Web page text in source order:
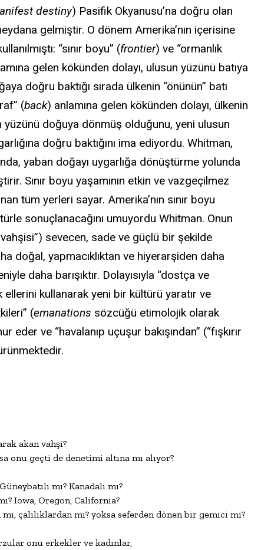
destiny) Pasifik Okyanusu’na doğru olan
gelmiştir. O dönem Amerika’nın içerisine
“sınır boyu” (frontier) ve “ormanlık
gelen kökünden dolayı, ulusun yüzünü batıya
doğru baktığı sırada ülkenin “önünün” batı
(back) anlamına gelen kökünden dolayı, ülkenin
doğuya dönmüş olduğunu, yeni ulusun
doğru baktığını ima ediyordu. Whitman,
yaban doğayı uygarlığa dönüştürme yolunda
Sınır boyu yaşamının etkin ve vazgeçilmez
tüm yerleri sayar. Amerika’nın sınır boyu
sonuçlanacağını umuyordu Whitman. Onun
vahşisi”) sevecen, sade ve güçlü bir şekilde
doğal, yapmacıklıktan ve hiyerarşiden daha
daha barışıktır. Dolayısıyla “dostça ve
ellerini kullanarak yeni bir kültürü yaratır ve
(emanations sözcüğü etimolojik olarak
eder ve “havalanıp uçuşur bakışından” (“fışkırır
akan vahşi?
onu geçti de denetimi altına mı alıyor?
mı? Kanadalı mı?
Iowa, Oregon, California?
çalılıklardan mı? yoksa seferden dönen bir gemici mi?
onu erkekler ve kadınlar,